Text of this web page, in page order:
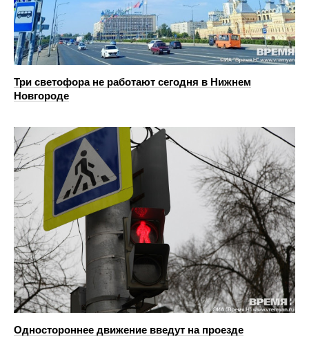
Три светофора не работают сегодня в Нижнем
Новгороде
Одностороннее движение введут на проезде